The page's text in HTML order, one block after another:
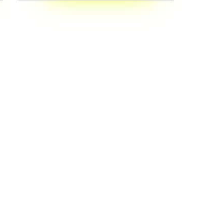
3